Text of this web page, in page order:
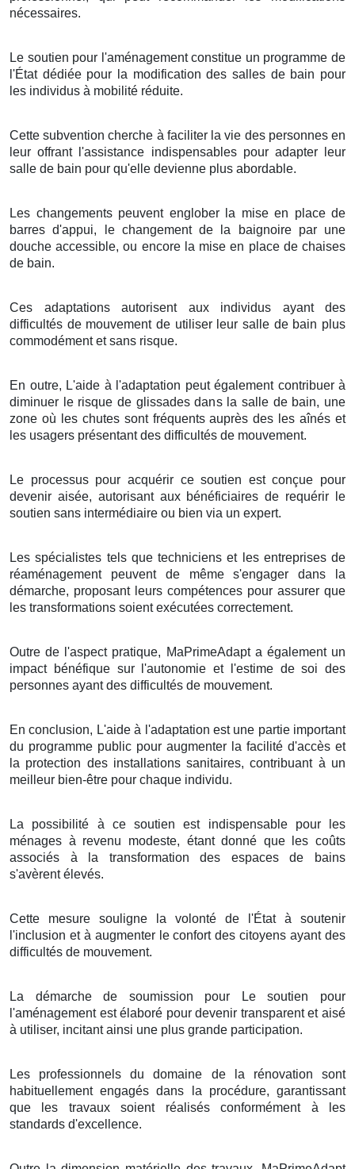
nécessaires.
Le soutien pour l'aménagement constitue un programme de
l'État dédiée pour la modification des salles de bain pour
les individus à mobilité réduite.
Cette subvention cherche à faciliter la vie des personnes en
leur offrant l'assistance indispensables pour adapter leur
salle de bain pour qu'elle devienne plus abordable.
Les changements peuvent englober la mise en place de
barres d'appui, le changement de la baignoire par une
douche accessible, ou encore la mise en place de chaises
de bain.
Ces adaptations autorisent aux individus ayant des
difficultés de mouvement de utiliser leur salle de bain plus
commodément et sans risque.
En outre, L'aide à l'adaptation peut également contribuer à
diminuer le risque de glissades dans la salle de bain, une
zone où les chutes sont fréquents auprès des les aînés et
les usagers présentant des difficultés de mouvement.
Le processus pour acquérir ce soutien est conçue pour
devenir aisée, autorisant aux bénéficiaires de requérir le
soutien sans intermédiaire ou bien via un expert.
Les spécialistes tels que techniciens et les entreprises de
réaménagement peuvent de même s'engager dans la
démarche, proposant leurs compétences pour assurer que
les transformations soient exécutées correctement.
Outre de l'aspect pratique, MaPrimeAdapt a également un
impact bénéfique sur l'autonomie et l'estime de soi des
personnes ayant des difficultés de mouvement.
En conclusion, L'aide à l'adaptation est une partie important
du programme public pour augmenter la facilité d'accès et
la protection des installations sanitaires, contribuant à un
meilleur bien-être pour chaque individu.
La possibilité à ce soutien est indispensable pour les
ménages à revenu modeste, étant donné que les coûts
associés à la transformation des espaces de bains
s'avèrent élevés.
Cette mesure souligne la volonté de l'État à soutenir
l'inclusion et à augmenter le confort des citoyens ayant des
difficultés de mouvement.
La démarche de soumission pour Le soutien pour
l'aménagement est élaboré pour devenir transparent et aisé
à utiliser, incitant ainsi une plus grande participation.
Les professionnels du domaine de la rénovation sont
habituellement engagés dans la procédure, garantissant
que les travaux soient réalisés conformément à les
standards d'excellence.